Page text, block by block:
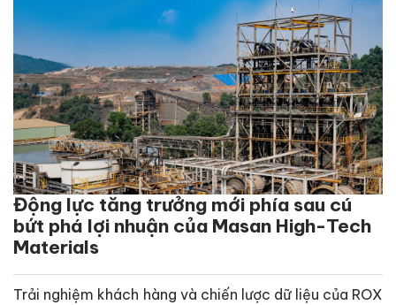
Động lực tăng trưởng mới phía sau cú
bứt phá lợi nhuận của Masan High-Tech
Materials
Trải nghiệm khách hàng và chiến lược dữ liệu của ROX